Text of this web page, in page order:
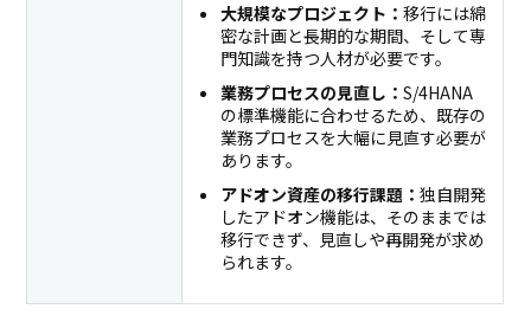
大規模なプロジェクト：移行には綿
密な計画と長期的な期間、そして専
門知識を持つ人材が必要です。
業務プロセスの見直し：S/4HANA
の標準機能に合わせるため、既存の
業務プロセスを大幅に見直す必要が
あります。
アドオン資産の移行課題：独自開発
したアドオン機能は、そのままでは
移行できず、見直しや再開発が求め
られます。